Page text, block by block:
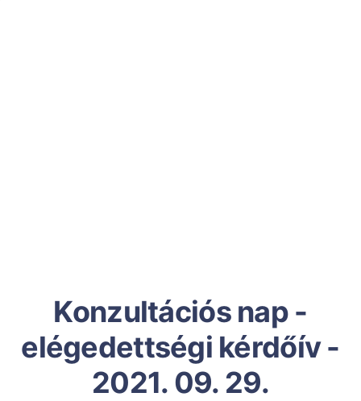
Konzultációs nap -
elégedettségi kérdőív -
2021. 09. 29.